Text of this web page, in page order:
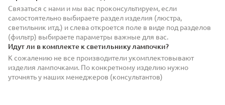
Связаться с нами и мы вас проконсультируем, если
самостоятельно выбираете раздел изделия (люстра,
светильник итд.) и слева откроется поле в виде под разделов
(фильтр) выбираете параметры важные для вас.
Идут ли в комплекте к светильнику лампочки?
К сожалению не все производители укомплектовывают
изделия лампочками. По конкретному изделию нужно
уточнять у наших менеджеров (консультантов)